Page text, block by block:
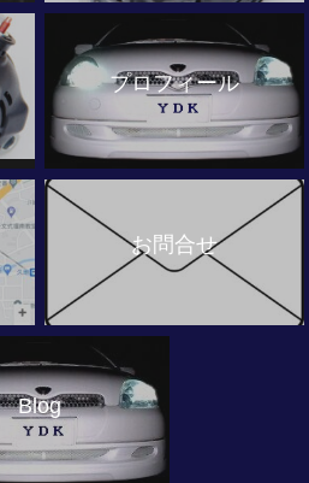
プロフィール
お問合せ
Blog